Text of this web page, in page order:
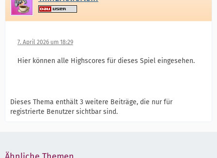
7. April 2026 um 18:29
Hier können alle Highscores für dieses Spiel eingesehen.
Dieses Thema enthält 3 weitere Beiträge, die nur für
registrierte Benutzer sichtbar sind.